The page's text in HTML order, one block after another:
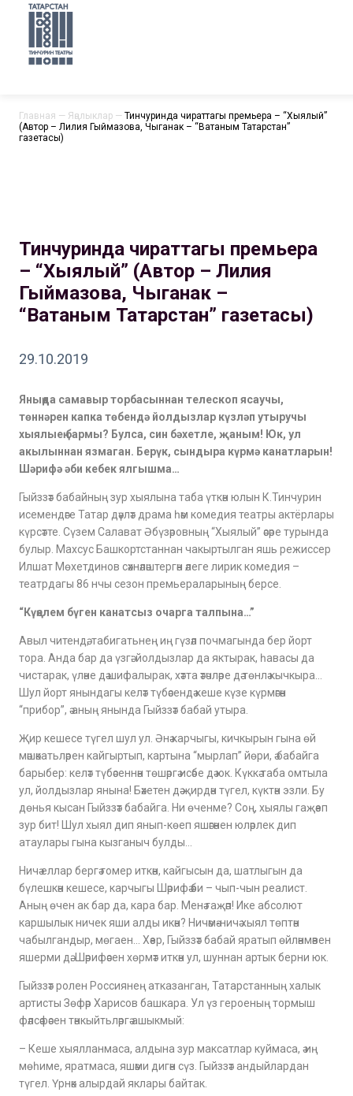
Главная — Яңалыклар — Тинчуринда чираттагы премьера – “Хыялый”
(Автор – Лилия Гыймазова, Чыганак – “Ватаным Татарстан”
газетасы)
Тинчуринда чираттагы премьера
– “Хыялый” (Автор – Лилия
Гыймазова, Чыганак –
“Ватаным Татарстан” газетасы)
29.10.2019
Яныңда самавыр торбасыннан телескоп ясаучы,
төннәрен капка төбендә йолдызлар күзләп утыручы
хыялыең бармы? Булса, син бәхетле, җаным! Юк, ул
акылыннан язмаган. Берүк, сындыра күрмә канатларын!
Шәрифә әби кебек ялгышма…
Гыйззәт бабайның зур хыялына таба үткән юлын К.Тинчурин
исемендәге Татар дәүләт драма һәм комедия театры актёрлары
күрсәтте. Сүзем Салават Әбүзәровның “Хыялый” әсәре турында
булыр. Махсус Башкортстаннан чакыртылган яшь режиссер
Илшат Мөхетдинов сәхнәләштергән әлеге лирик комедия –
театрдагы 86 нчы сезон премьераларының берсе.
“Күңелем бүген канатсыз очарга талпына…”
Авыл читендә, табигатьнең иң гүзәл почмагында бер йорт
тора. Анда бар да үзгә: йолдызлар да яктырак, һавасы да
чистарак, үләне дә шифалырак, хәтта әтәчләре дә төнлә кычкыра…
Шул йорт янындагы келәт түбәсендә кеше күзе күрмәгән
“прибор”, ә аның янында Гыйззәт бабай утыра.
Җир кешесе түгел шул ул. Әнә карчыгы, кичкырын гына өй
мәшәкатьләрен кайгыртып, картына “мырлап” йөри, ә бабайга
барыбер: келәт түбәсеннән төшәргә исәбе дә юк. Күккә таба омтыла
ул, йолдызлар янына! Бәхетен дә җирдән түгел, күктән эзли. Бу
дөнья кысан Гыйззәт бабайга. Ни өченме? Соң, хыялы гаҗәеп
зур бит! Шул хыял дип янып-көеп яшәгәнен юләрлек дип
атаулары гына кызганыч булды…
Ничә еллар бергә гомер иткән, кайгысын да, шатлыгын да
бүлешкән кешесе, карчыгы Шәрифә әби – чып-чын реалист.
Аның өчен ак бар да, кара бар. Менә гаҗәп! Ике абсолют
каршылык ничек яши алды икән? Ничәмә-ничә хыял төптән
чабылгандыр, мөгаен… Хәер, Гыйззәт бабай яратып өйләнмәвен
яшерми дә. Шәрифәсен хөрмәт иткән ул, шуннан артык берни юк.
Гыйззәт ролен Россиянең атказанган, Татарстанның халык
артисты Зөфәр Харисов башкара. Ул үз героеның тормыш
фәлсәфәсен тәнкыйтьләргә ашыкмый:
– Кеше хыялланмаса, алдына зур максатлар куймаса, ә иң
мөһиме, яратмаса, яшәми дигән сүз. Гыйззәт андыйлардан
түгел. Үрнәк алырдай яклары байтак.